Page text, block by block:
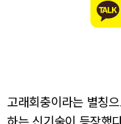
고래회충이라는 별칭